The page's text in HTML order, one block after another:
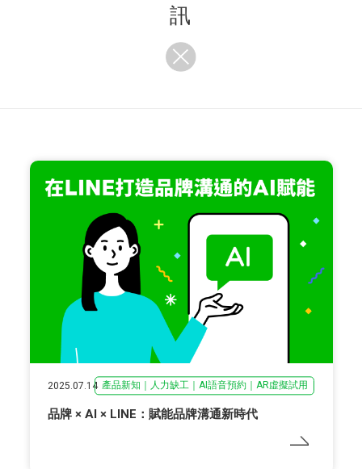
訊
2025.07.14 產品新知｜人力缺工｜AI語音預約｜AR虛擬試用
品牌 × AI × LINE：賦能品牌溝通新時代